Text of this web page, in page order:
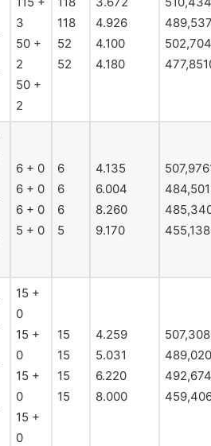
3
50 +
2
50 +
2
118
52
52
4.926
4.100
4.180
6 + 0
6 + 0
6 + 0
5 + 0
6
6
6
5
4.135
6.004
8.260
9.170
15 +
0
15 +
0
15 +
0
15 +
0
15
15
15
15
4.259
5.031
6.220
8.000